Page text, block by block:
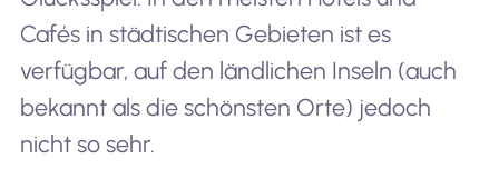
Cafés in städtischen Gebieten ist es
verfügbar, auf den ländlichen Inseln (auch
bekannt als die schönsten Orte) jedoch
nicht so sehr.